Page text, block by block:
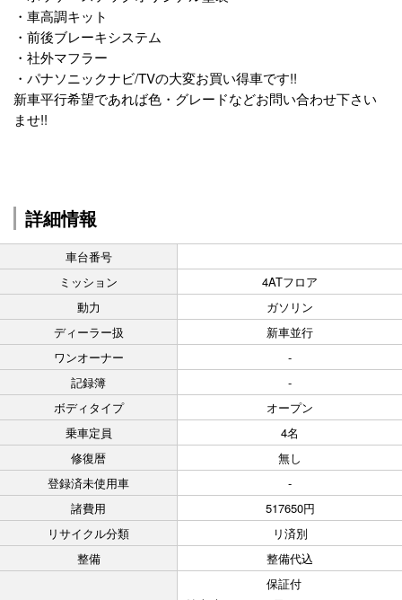
・車高調キット
・前後ブレーキシステム
・社外マフラー
・パナソニックナビ/TVの大変お買い得車です!!
新車平行希望であれば色・グレードなどお問い合わせ下さい
ませ!!
詳細情報
車台番号
ミッション
4ATフロア
動力
ガソリン
ディーラー扱
新車並行
ワンオーナー
-
記録簿
-
ボディタイプ
オープン
乗車定員
4名
修復暦
無し
登録済未使用車
-
諸費用
517650円
リサイクル分類
リ済別
整備
整備代込
保証付